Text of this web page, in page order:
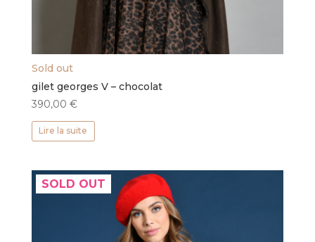
Sold out
gilet georges V – chocolat
390,00 €
Lire la suite
SOLD OUT